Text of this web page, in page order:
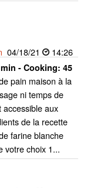
04/18/21 14:26
- Cooking: 45
pain maison à la
ni temps de
accessible aux
de la recette
farine blanche
votre choix 1...